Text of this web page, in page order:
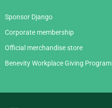
Sponsor Django
Corporate membership
Official merchandise store
Benevity Workplace Giving Program